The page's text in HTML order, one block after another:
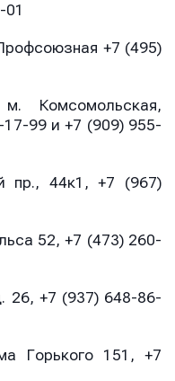
01
+7 (495)
Комсомольская,
99 и +7 (909) 955-
пр., 44к1, +7 (967)
52, +7 (473) 260-
26, +7 (937) 648-86-
Горького 151, +7